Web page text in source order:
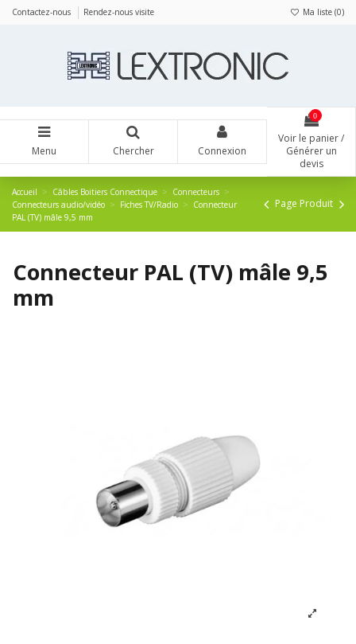
Contactez-nous Rendez-nous visite Ma liste (0)
Menu Chercher Connexion
0
Voir le panier /
Générer un
devis
Accueil Câbles Boitiers Connectique
Connecteurs
Connecteurs audio/vidéo
Fiches TV/Radio
Connecteur
PAL (TV) mâle 9,5 mm
Page Produit
Connecteur PAL (TV) mâle 9,5
mm
Panneau de gestion des cookies